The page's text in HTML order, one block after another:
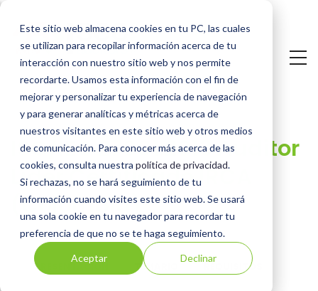
Este sitio web almacena cookies en tu PC, las cuales
se utilizan para recopilar información acerca de tu
interacción con nuestro sitio web y nos permite
recordarte. Usamos esta información con el fin de
mejorar y personalizar tu experiencia de navegación
y para generar analíticas y métricas acerca de
nuestros visitantes en este sitio web y otros medios
de comunicación. Para conocer más acerca de las
cookies, consulta nuestra política de privacidad.
Si rechazas, no se hará seguimiento de tu
información cuando visites este sitio web. Se usará
una sola cookie en tu navegador para recordar tu
preferencia de que no se te haga seguimiento.
Aceptar Declinar
Pasar
contenido
principal
ISO/IEC 27001:2013 Auditor
Líder Certificado IRCA
(Colombia)
PRESENTACIÓN TEMARIO REQUISITOS